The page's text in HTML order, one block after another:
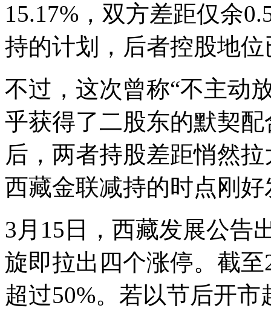
15.17%，双方差距仅余
持的计划，后者控股地
不过，这次曾称“不主动
乎获得了二股东的默契
后，两者持股差距悄然
西藏金联减持的时点刚
3月15日，西藏发展公告
旋即拉出四个涨停。截
超过50%。若以节后开